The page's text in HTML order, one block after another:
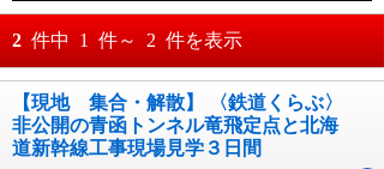
月 日～
月 日
おすすめ順
料金が安い順
料金が高い順
2 件中 1 件～ 2 件を表示
【現地 集合・解散】 〈鉄道くらぶ〉
非公開の青函トンネル竜飛定点と北海
道新幹線工事現場見学３日間